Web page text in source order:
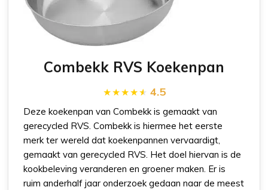
Combekk RVS Koekenpan
4.5
Deze koekenpan van Combekk is gemaakt van
gerecycled RVS. Combekk is hiermee het eerste
merk ter wereld dat koekenpannen vervaardigt,
gemaakt van gerecycled RVS. Het doel hiervan is de
kookbeleving veranderen en groener maken. Er is
ruim anderhalf jaar onderzoek gedaan naar de meest